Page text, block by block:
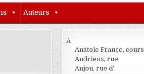
Auteurs
A
Anatole France, cours
Andrieux, rue
Anjou, rue d’